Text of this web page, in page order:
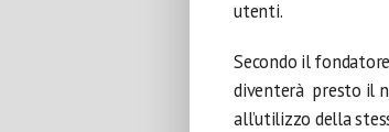
utenti.
Secondo il
diventerà presto il
all’utilizzo della